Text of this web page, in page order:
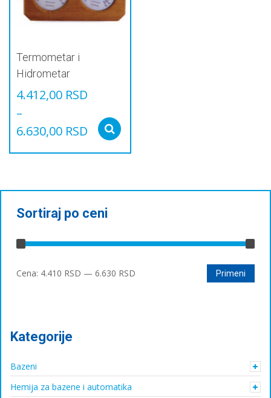
Termometar i
Hidrometar
4.412,00 RSD
–
6.630,00 RSD
Опције
изабране
страници
Sortiraj po ceni
Минимална
Максимална
Primeni
Cena: 4.410 RSD — 6.630 RSD
Kategorije
Bazeni
Hemija za bazene i automatika